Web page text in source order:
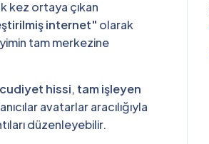
kez ortaya çıkan
internet" olarak
tam merkezine
hissi, tam işleyen
avatarlar aracılığıyla
düzenleyebilir.